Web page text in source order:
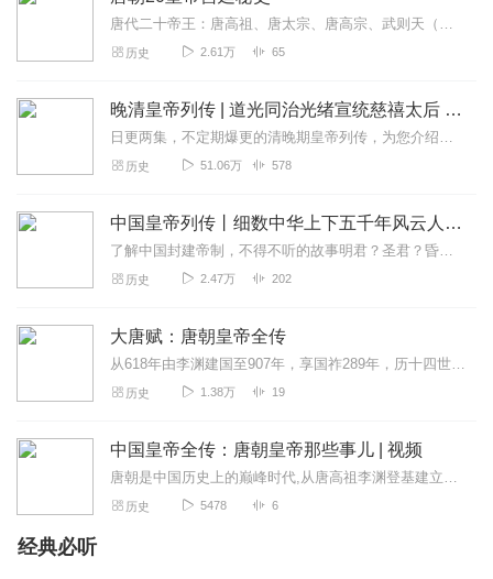
唐代二十帝王：唐高祖、唐太宗、唐高宗、武则天（周朝）、唐玄宗、唐文宗、唐武宗、唐宣宗……开疆拓土、建功立业、由盛转衰……兴亡三百年。
历史 2.61万 65
晚清皇帝列传 | 道光同治光绪宣统慈禧太后 | 鸦片战争洋务运动戊戌变法 | 清朝是如何灭亡的
日更两集，不定期爆更的清晚期皇帝列传，为您介绍清末试图力挽狂澜的皇帝们，究竟是什么让他们无法改变清朝衰亡的命运
历史 51.06万 578
中国皇帝列传丨细数中华上下五千年风云人物丨从始皇嬴政到末代溥仪
了解中国封建帝制，不得不听的故事明君？圣君？昏君？从正史的角度出发，还原中国帝王们传奇的一生！荡气回肠的历史九五之尊的人生大一统的始皇帝嬴政（前259年—前2...
历史 2.47万 202
大唐赋：唐朝皇帝全传
从618年由李渊建国至907年，享国祚289年，历十四世，传二十一代皇帝；除了开创“贞观之治”的唐太宗李世民、开创“开元盛世”的唐玄宗李隆基等历史上赫赫有名的君...
历史 1.38万 19
中国皇帝全传：唐朝皇帝那些事儿 | 视频
唐朝是中国历史上的巅峰时代,从唐高祖李渊登基建立唐朝,到唐哀帝被朱温杀死,唐朝历时289年,共经历21位皇帝,唐朝巍峨的形象,照耀古今,空前绝后。唐朝皇帝中,既...
历史 5478 6
经典必听